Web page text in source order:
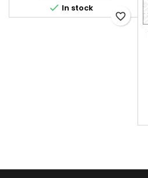
 In stock
favorite_border